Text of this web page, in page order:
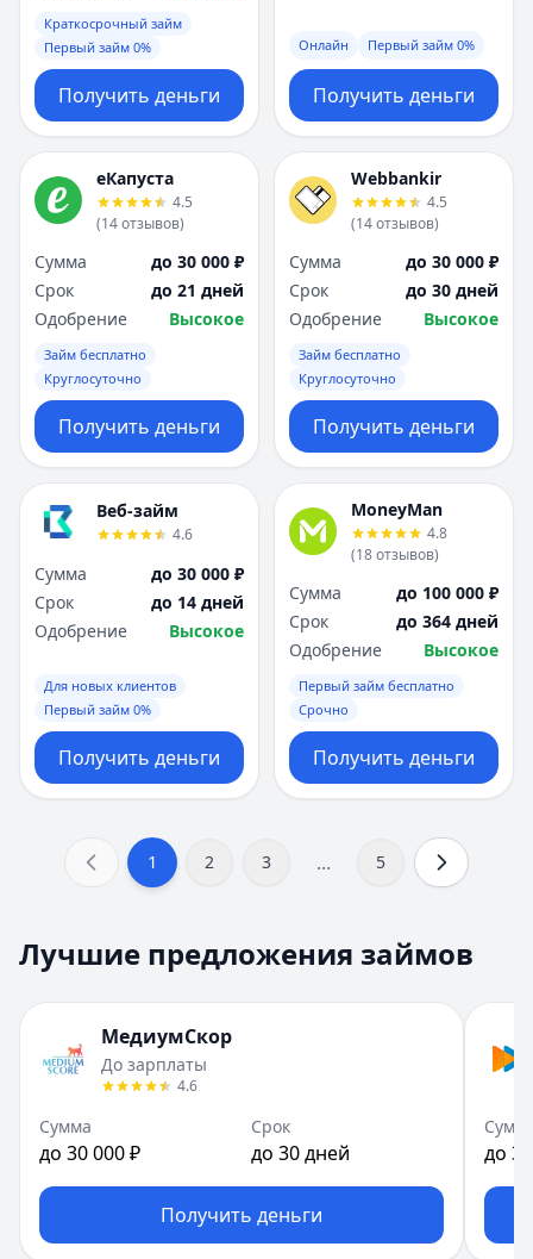
Краткосрочный займ
Первый займ 0%
Получить деньги
Онлайн Первый займ 0%
Получить деньги
еКапуста
4.5
(14отзывов)
Сумма
до 30 000 ₽
Срок
до 21 дней
Одобрение
Высокое
Займ бесплатно
Круглосуточно
Получить деньги
Webbankir
4.5
(14отзывов)
Сумма
до 30 000 ₽
Срок
до 30 дней
Одобрение
Высокое
Займ бесплатно
Круглосуточно
Получить деньги
Веб-займ
4.6
Сумма
до 30 000 ₽
Срок
до 14 дней
Одобрение
Высокое
Для новых клиентов
Первый займ 0%
Получить деньги
MoneyMan
4.8
(18отзывов)
Сумма
до 100 000 ₽
Срок
до 364 дней
Одобрение
Высокое
Первый займ бесплатно
Срочно
Получить деньги
1 2 3 ... 5
Лучшие предложения займов
МедиумСкор
До зарплаты
4.6
Сумма
до 30 000 ₽
Срок
до 30 дней
Получить деньги
до